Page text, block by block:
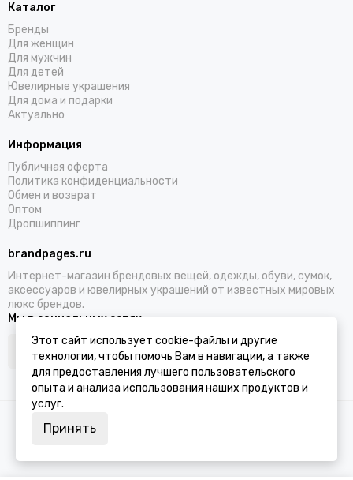
Каталог
Бренды
Для женщин
Для мужчин
Для детей
Ювелирные украшения
Для дома и подарки
Актуально
Информация
Публичная оферта
Политика конфиденциальности
Обмен и возврат
Оптом
Дропшиппинг
brandpages.ru
Интернет-магазин брендовых вещей, одежды, обуви, сумок,
аксессуаров и ювелирных украшений от известных мировых
люкс брендов.
Мы в социальных сетях
Этот сайт использует cookie-файлы и другие
технологии, чтобы помочь Вам в навигации, а также
для предоставления лучшего пользовательского
опыта и анализа использования наших продуктов и
услуг.
Принять